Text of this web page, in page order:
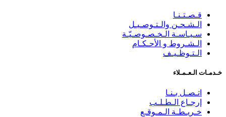
قـصـتـنـا
الـشـحـن والـتـوصـيـل
سـيـاسـة الـخـصـوصـيّـة
الـشـروط و الأحـكـام
الـتـوظـيـف
خـدمـات الـعـمـلاء
اتـصـل بـنـا
إرجـاع الـطـلـب
خـريـطـة الـمـوقـع